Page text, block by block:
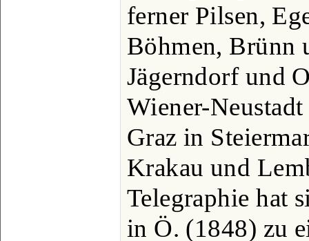
ferner Pilsen,
Böhmen, Brünn
Jägerndorf und
Wiener-
Graz in
Krakau und
Telegraphie hat
in Ö. (1848) zu